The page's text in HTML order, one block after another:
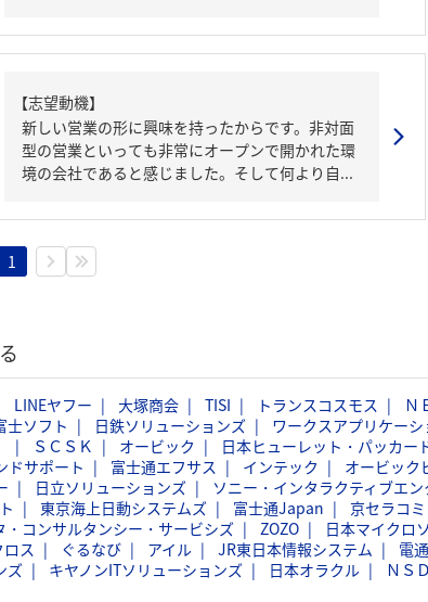
【志望動機】
新しい営業の形に興味を持ったからです。非対面
型の営業といっても非常にオープンで開かれた環
境の会社であると感じました。そして何より自...
1
LINEヤフー 大塚商会 TISI トランスコスモス
Ｎ
士ソフト 日鉄ソリューションズ
ワークスアプリケーシ
ＳＣＳＫ オービック
日本ヒューレット・パッカー
ドサポート 富士通エフサス インテック
オービック
日立ソリューションズ
ソニー・インタラクティブエ
東京海上日動システムズ 富士通Japan
京セラコ
・コンサルタンシー・サービシズ ZOZO
日本マイクロ
ス ぐるなび アイル JR東日本情報システム
電
ズ キヤノンITソリューションズ 日本オラクル
ＮＳ